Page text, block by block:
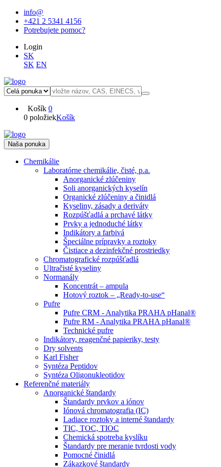
info@
+421 2 5341 4156
Potrebujete pomoc?
Login
SK
SK EN
Košík 0
0 položiekKošík
Naša ponuka
Chemikálie
Laboratórne chemikálie, čisté, p.a.
Anorganické zlúčeniny
Soli anorganických kyselín
Organické zlúčeniny a činidlá
Kyseliny, zásady a deriváty
Rozpúšťadlá a prchavé látky
Prvky a jednoduché látky
Indikátory a farbivá
Špeciálne prípravky a roztoky
Čistiace a dezinfekčné prostriedky
Chromatografické rozpúšťadlá
Ultračisté kyseliny
Normanály
Koncentrát – ampula
Hotový roztok – „Ready-to-use“
Pufre
Pufre CRM - Analytika PRAHA pHanal®
Pufre RM - Analytika PRAHA pHanal®
Technické pufre
Indikátory, reagenčné papieriky, testy
Dry solvents
Karl Fisher
Syntéza Peptidov
Syntéza Oligonukleotidov
Referenčné materiály
Anorganické štandardy
Štandardy prvkov a iónov
Iónová chromatografia (IC)
Ladiace roztoky a interné štandardy
TIC, TOC, TIOC
Chemická spotreba kyslíku
Štandardy pre meranie tvrdosti vody
Pomocné činidlá
Zákazkové štandardy